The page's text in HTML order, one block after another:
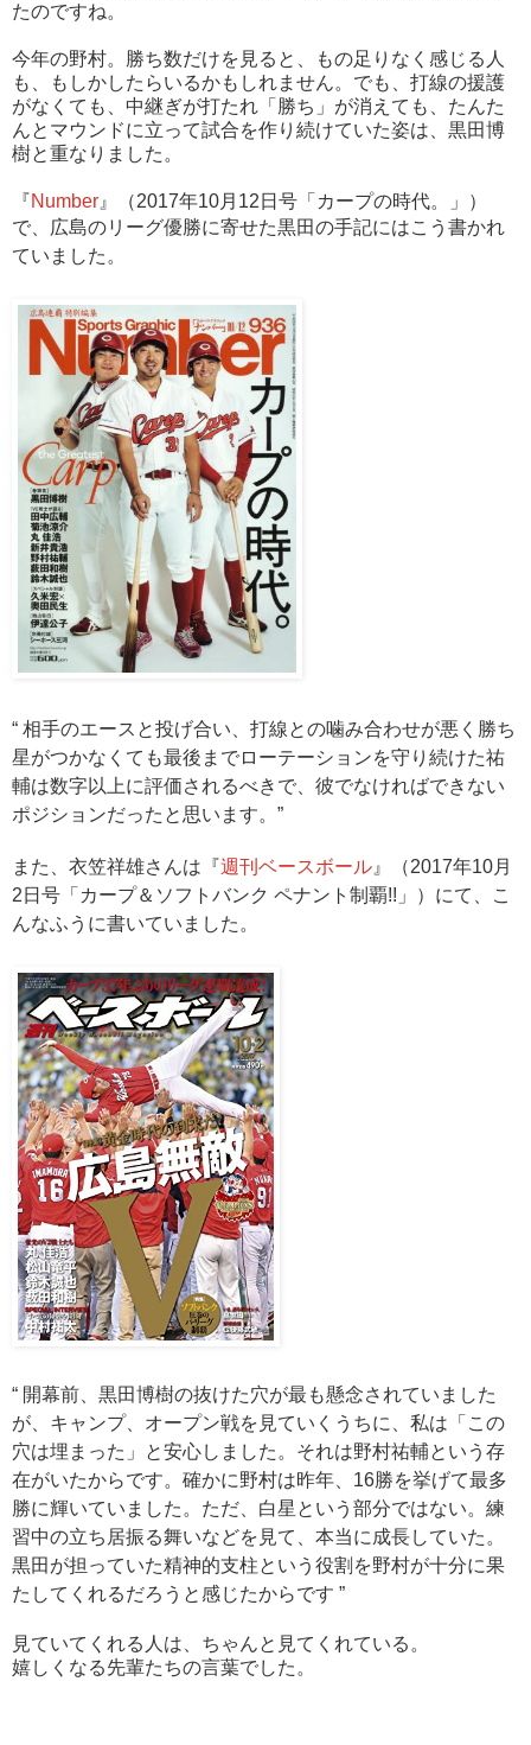
たのですね。
今年の野村。勝ち数だけを見ると、もの足りなく感じる人
も、もしかしたらいるかもしれません。でも、打線の援護
がなくても、中継ぎが打たれ「勝ち」が消えても、たんた
んとマウンドに立って試合を作り続けていた姿は、黒田博
樹と重なりました。
『Number 』（2017年10月12日号「カープの時代。」）
で、広島のリーグ優勝に寄せた黒田の手記にはこう書かれ
ていました。
“ 相手のエースと投げ合い、打線との噛み合わせが悪く勝ち
星がつかなくても最後までローテーションを守り続けた祐
輔は数字以上に評価されるべきで、彼でなければできない
ポジションだったと思います。 ”
また、衣笠祥雄さんは『週刊ベースボール 』
（2017年10月
2日号「 カープ＆ソフトバンク ペナント制覇!! 」） にて、こ
んなふうに書いていました。
“ 開幕前、黒田博樹の抜けた穴が最も懸念されていました
が、キャンプ、オープン戦を見ていくうちに、私は「この
穴は埋まった」と安心しました。それは野村祐輔という存
在がいたからです。確かに野村は昨年、16勝を挙げて最多
勝に輝いていました。ただ、白星という部分ではない。練
習中の立ち居振る舞いなどを見て、本当に成長していた。
黒田が担っていた精神的支柱という役割を野村が十分に果
たしてくれるだろうと感じたからです ”
見ていてくれる人は、ちゃんと見てくれている。
嬉しくなる先輩たちの言葉でした。